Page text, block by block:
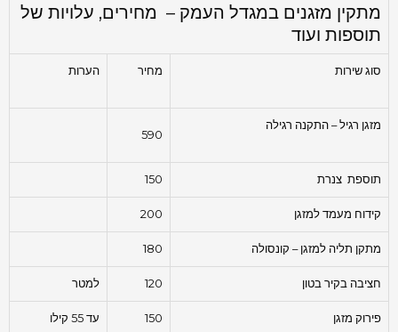
מתקין מזגנים במגדל העמק – מחירים, עלויות של
תוספות ועוד
סוג שירות מחיר הערות
מזגן רגיל – התקנה רגילה
590
תוספת צנרת 150
קידוח מעמד למזגן 200
מתקן תליה למזגן – קונסולה 180
חציבה בקיר בטון 120 למטר
פירוק מזגן 150 עד 55 קילו